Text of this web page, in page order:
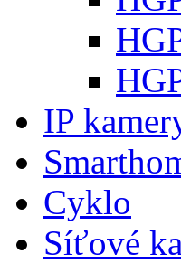
IP
Cyklo
Síťové